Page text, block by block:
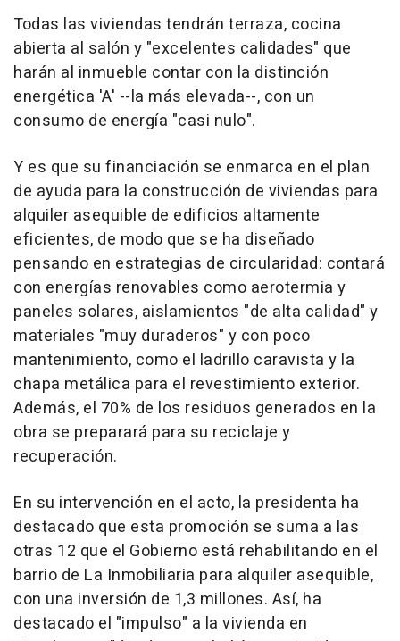
Todas las viviendas tendrán terraza, cocina
abierta al salón y "excelentes calidades" que
harán al inmueble contar con la distinción
energética 'A' --la más elevada--, con un
consumo de energía "casi nulo".
Y es que su financiación se enmarca en el plan
de ayuda para la construcción de viviendas para
alquiler asequible de edificios altamente
eficientes, de modo que se ha diseñado
pensando en estrategias de circularidad: contará
con energías renovables como aerotermia y
paneles solares, aislamientos "de alta calidad" y
materiales "muy duraderos" y con poco
mantenimiento, como el ladrillo caravista y la
chapa metálica para el revestimiento exterior.
Además, el 70% de los residuos generados en la
obra se preparará para su reciclaje y
recuperación.
En su intervención en el acto, la presidenta ha
destacado que esta promoción se suma a las
otras 12 que el Gobierno está rehabilitando en el
barrio de La Inmobiliaria para alquiler asequible,
con una inversión de 1,3 millones. Así, ha
destacado el "impulso" a la vivienda en